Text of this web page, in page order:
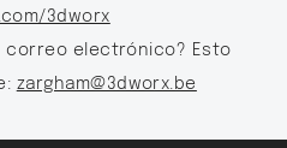
3dworx
correo electrónico? Esto
zargham@3dworx.be